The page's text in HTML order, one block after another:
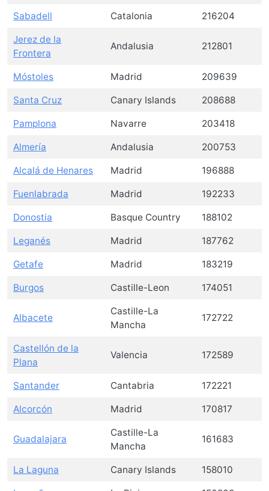
Sabadell Catalonia 216204
Jerez de la
Frontera
Andalusia 212801
Móstoles Madrid 209639
Santa Cruz Canary Islands 208688
Pamplona Navarre 203418
Almería Andalusia 200753
Alcalá de Henares Madrid 196888
Fuenlabrada Madrid 192233
Donostia Basque Country 188102
Leganés Madrid 187762
Getafe Madrid 183219
Burgos Castille-Leon 174051
Albacete
Castille-La
Mancha
172722
Castellón de la
Plana
Valencia 172589
Santander Cantabria 172221
Alcorcón Madrid 170817
Guadalajara
Castille-La
Mancha
161683
La Laguna Canary Islands 158010